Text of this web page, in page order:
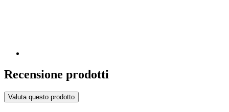
Recensione prodotti
Valuta questo prodotto